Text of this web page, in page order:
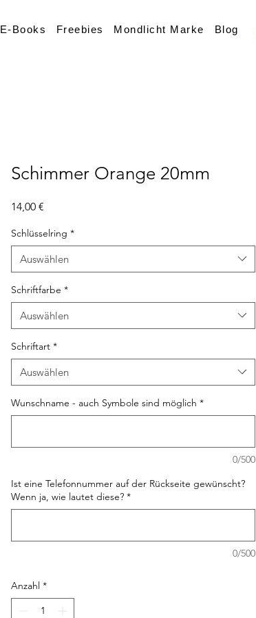
E-Books Freebies Mondlicht Marke Blog
Schimmer Orange 20mm
14,00 €
Schlüsselring *
Auswählen
Schriftfarbe *
Auswählen
Schriftart *
Auswählen
Wunschname - auch Symbole sind möglich *
0/500
Ist eine Telefonnummer auf der Rückseite gewünscht?
Wenn ja, wie lautet diese? *
0/500
Anzahl *